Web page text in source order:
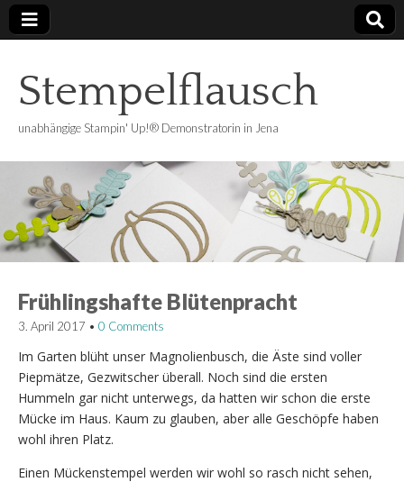
Stempelflausch
unabhängige Stampin' Up!® Demonstratorin in Jena
Frühlingshafte Blütenpracht
3. April 2017 • 0 Comments
Im Garten blüht unser Magnolienbusch, die Äste sind voller
Piepmätze, Gezwitscher überall. Noch sind die ersten
Hummeln gar nicht unterwegs, da hatten wir schon die erste
Mücke im Haus. Kaum zu glauben, aber alle Geschöpfe haben
wohl ihren Platz.
Einen Mückenstempel werden wir wohl so rasch nicht sehen,